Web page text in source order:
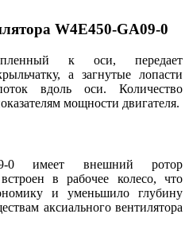
W4E450-GA09-0
к оси, передает
а загнутые лопасти
вдоль оси. Количество
мощности двигателя.
0 имеет внешний ротор
в рабочее колесо, что
и уменьшило глубину
аксиального вентилятора